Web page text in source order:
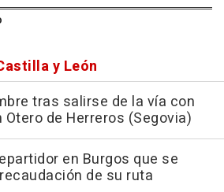
y León
tras salirse de la vía con
de Herreros (Segovia)
en Burgos que se
de su ruta